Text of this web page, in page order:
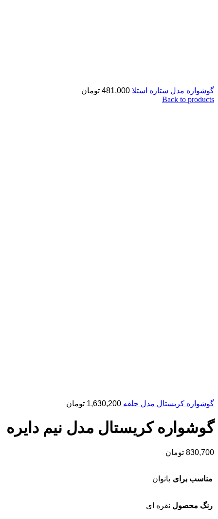
گوشواره مدل ستاره استلا 481,000 تومان
Back to products
گوشواره کریستال مدل حلقه 1,630,200 تومان
گوشواره کریستال مدل نیم دایره
830,700 تومان
مناسب برای بانوان
رنگ محصول نقره ای